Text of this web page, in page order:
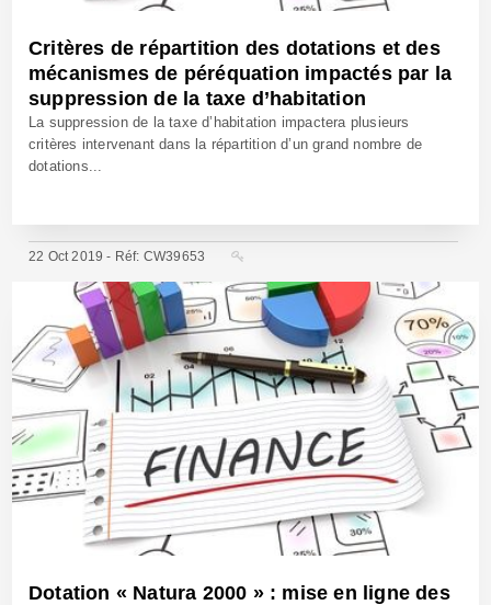
Critères de répartition des dotations et des
mécanismes de péréquation impactés par la
suppression de la taxe d’habitation
La suppression de la taxe d’habitation impactera plusieurs
critères intervenant dans la répartition d’un grand nombre de
dotations...
22 Oct 2019 - Réf: CW39653
Dotation « Natura 2000 » : mise en ligne des